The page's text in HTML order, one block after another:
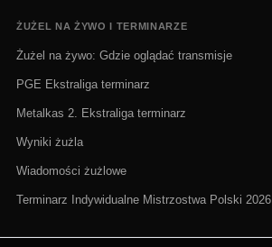
ŻUŻEL NA ŻYWO I TERMINARZE
Żużel na żywo: Gdzie oglądać transmisje
PGE Ekstraliga terminarz
Metalkas 2. Ekstraliga terminarz
Wyniki żużla
Wiadomości żużlowe
Terminarz Indywidualne Mistrzostwa Polski 2026